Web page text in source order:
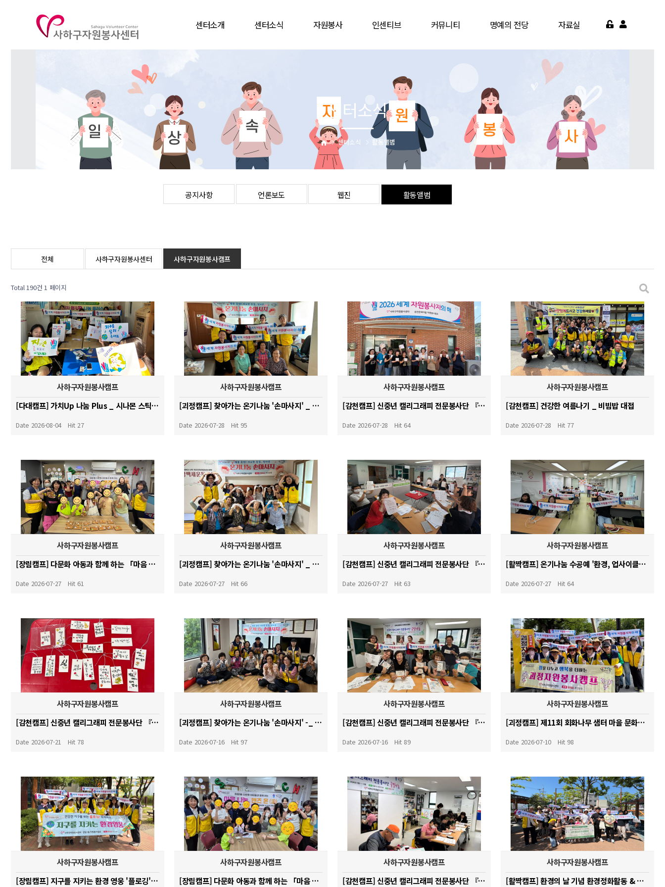
센터소개
조직도
찾아오시는길
센터소식
활동앨범
자원봉사
활동처
활동처현황
사이버자원봉사
인센티브
주차감면
봉사자증
을숙도문화회관
커뮤니티 명예의 전당 자료실
영상자료실
자주묻는질문
공지사항 언론보도 웹진 활동앨범
센터소식 활동앨범
센터소식
전체 사하구자원봉사센터 사하구자원봉사캠프
Total 190건 1 페이지
사하구자원봉사캠프
[다대캠프] 가치Up 나눔 Plus _ 시나몬 스틱 가랜드 만들기
Date 2026-08-04 Hit 27
사하구자원봉사캠프
[괴정캠프] 찾아가는 온기나눔 '손마사지' _ 시약경로당
Date 2026-07-28 Hit 95
사하구자원봉사캠프
[감천캠프] 신중년 캘리그래피 전문봉사단 『글빛 나눔』양성 교육 _26.07.22
Date 2026-07-28 Hit 64
사하구자원봉사캠프
[감천캠프] 건강한 여름나기 _ 비빔밥 대접
Date 2026-07-28 Hit 77
사하구자원봉사캠프
[장림캠프] 다문화 아동과 함께 하는 「마음 나눔, 핸즈 온(溫)」_ 시나몬 가랜드 만들기
Date 2026-07-27 Hit 61
사하구자원봉사캠프
[괴정캠프] 찾아가는 온기나눔 '손마사지' _ 평화경로당
Date 2026-07-27 Hit 66
사하구자원봉사캠프
[감천캠프] 신중년 캘리그래피 전문봉사단 『글빛 나눔』양성 교육 _26.07.15
Date 2026-07-27 Hit 63
사하구자원봉사캠프
[활짝캠프] 온기나눔 수공예 '환경, 업사이클링' _ 재생종이로 만든 친환경 도어벨 만들기
Date 2026-07-27 Hit 64
사하구자원봉사캠프
[감천캠프] 신중년 캘리그래피 전문봉사단 『글빛 나눔』양성 교육 _26.07.08
Date 2026-07-21 Hit 78
사하구자원봉사캠프
[괴정캠프] 찾아가는 온기나눔 '손마사지' -_ 고개마루사랑방경로당
Date 2026-07-16 Hit 97
사하구자원봉사캠프
[감천캠프] 신중년 캘리그래피 전문봉사단 『글빛 나눔』양성 교육 _26.07.01
Date 2026-07-16 Hit 89
사하구자원봉사캠프
[괴정캠프] 제11회 회화나무 샘터 마을 문화제(단오제) 활동
Date 2026-07-10 Hit 98
사하구자원봉사캠프
[장림캠프] 지구를 지키는 환경 영웅 '플로깅' 활동
사하구자원봉사캠프
[장림캠프] 다문화 아동과 함께 하는 「마음 나눔, 핸즈 온(溫)」_ 무병장수 장명루 팔찌 만들기
사하구자원봉사캠프
[감천캠프] 신중년 캘리그래피 전문봉사단 『글빛 나눔』양성 교육
사하구자원봉사캠프
[활짝캠프] 환경의 날 기념 환경정화활동 & 세계자원봉사자의 해 캠페인